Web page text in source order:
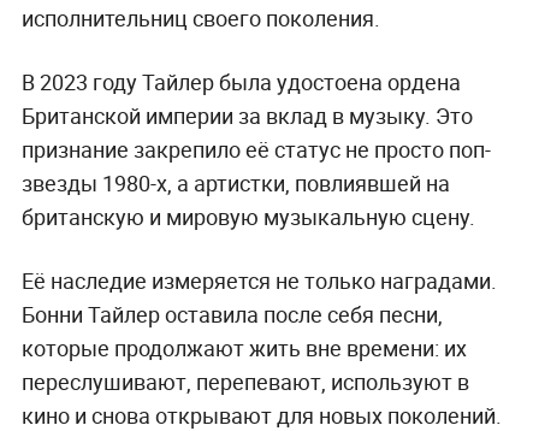
исполнительниц своего поколения.
В 2023 году Тайлер была удостоена ордена
Британской империи за вклад в музыку. Это
признание закрепило её статус не просто поп-
звезды 1980-х, а артистки, повлиявшей на
британскую и мировую музыкальную сцену.
Её наследие измеряется не только наградами.
Бонни Тайлер оставила после себя песни,
которые продолжают жить вне времени: их
переслушивают, перепевают, используют в
кино и снова открывают для новых поколений.